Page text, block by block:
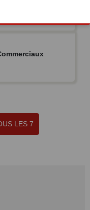
de décision
LES 7